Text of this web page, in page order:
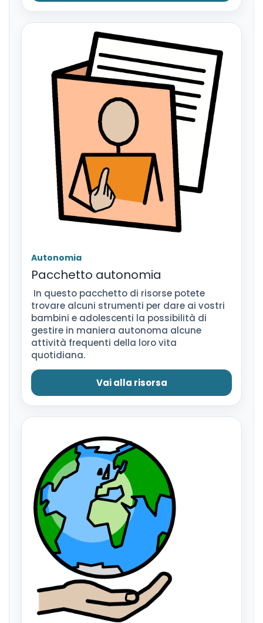
Autonomia
Pacchetto autonomia
In questo pacchetto di risorse potete
trovare alcuni strumenti per dare ai vostri
bambini e adolescenti la possibilità di
gestire in maniera autonoma alcune
attività frequenti della loro vita
quotidiana.
Vai alla risorsa